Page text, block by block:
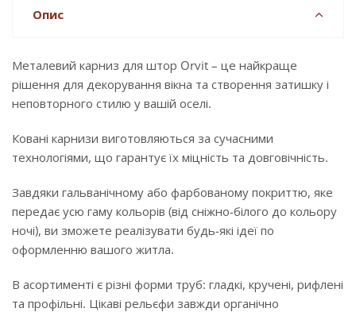
Опис
Металевий карниз для штор Orvit – це найкраще
рішення для декорування вікна та створення затишку і
неповторного стилю у вашій оселі.
Ковані карнизи виготовляються за сучасними
технологіями, що гарантує їх міцність та довговічність.
Завдяки гальванічному або фарбованому покриттю, яке
передає усю гаму кольорів (від сніжно-білого до кольору
ночі), ви зможете реалізувати будь-які ідеї по
оформленню вашого житла.
В асортименті є різні форми труб: гладкі, кручені, рифлені
та профільні. Цікаві рельєфи завжди органічно